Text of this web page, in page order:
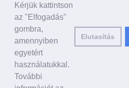
HAGYOMÁNYOS KÍNAI KULTÚRA
Ősi történetek
Történelmi személyek
Shen Yun Performing Arts
LINKEK
falundafa.org
Kérjük kattintson
az "Elfogadás"
gombra,
amennyiben
egyetért
használatukkal.
További
Elutasítás